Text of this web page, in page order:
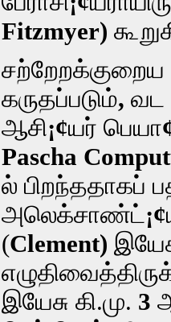
Fitzmyer)
சற்றேறக்குறைய
கருதப்படும்,
ஆசி¡¢யர் பெயா
Pascha
ல் பிறந்ததாகப்
அலெக்சாண்ட்¡¢
(Clement)
இயேசு கி.மு. 3